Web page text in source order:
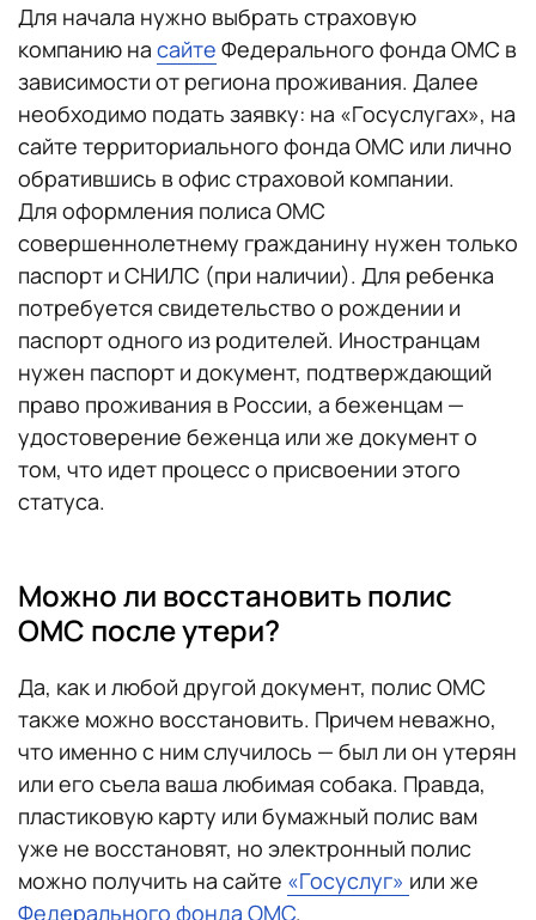
Для начала нужно выбрать страховую
компанию на сайте Федерального фонда ОМС в
зависимости от региона проживания. Далее
необходимо подать заявку: на «Госуслугах», на
сайте территориального фонда ОМС или лично
обратившись в офис страховой компании.
Для оформления полиса ОМС
совершеннолетнему гражданину нужен только
паспорт и СНИЛС (при наличии). Для ребенка
потребуется свидетельство о рождении и
паспорт одного из родителей. Иностранцам
нужен паспорт и документ, подтверждающий
право проживания в России, а беженцам —
удостоверение беженца или же документ о
том, что идет процесс о присвоении этого
статуса.
Можно ли восстановить полис
ОМС после утери?
Да, как и любой другой документ, полис ОМС
также можно восстановить. Причем неважно,
что именно с ним случилось — был ли он утерян
или его съела ваша любимая собака. Правда,
пластиковую карту или бумажный полис вам
уже не восстановят, но электронный полис
можно получить на сайте «Госуслуг» или же
Федерального фонда ОМС.